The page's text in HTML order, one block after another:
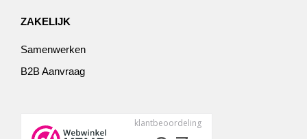
ZAKELIJK
Samenwerken
B2B Aanvraag